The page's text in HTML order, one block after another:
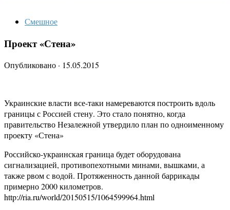
Смешное
Проект «Стена»
Опубликовано · 15.05.2015
Украинские власти все-таки намереваются построить вдоль
границы с Россией стену. Это стало понятно, когда
правительство Незалежной утвердило план по одноименному
проекту «Стена»
Российско-украинская граница будет оборудована
сигнализацией, противопехотными минами, вышками, а
также рвом с водой. Протяженность данной баррикады
примерно 2000 километров.
http://ria.ru/world/20150515/1064599964.html